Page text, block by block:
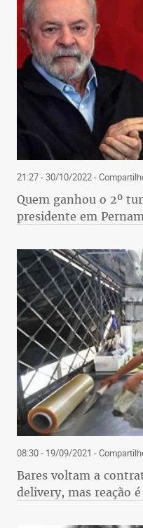
21:27 - 30/10/2022-
Quem ganhou o 2º
presidente em
08:30 - 19/09/2021 -
Bares voltam a
delivery, mas reação